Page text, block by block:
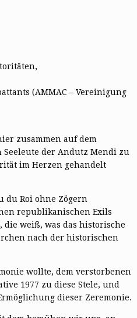
(AMMAC – Vereinigung
zusammen auf dem
der Andutz Mendi zu
im Herzen gehandelt
du Roi ohne Zögern
republikanischen Exils
die weiß, was das historische
nach der historischen
wollte, dem verstorbenen
1977 zu diese Stele, und
dieser Zeremonie.